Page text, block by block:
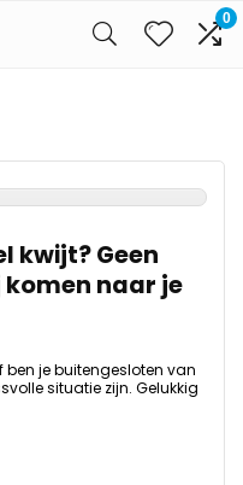
0
kwijt? Geen
komen naar je
ben je buitengesloten van
situatie zijn. Gelukkig